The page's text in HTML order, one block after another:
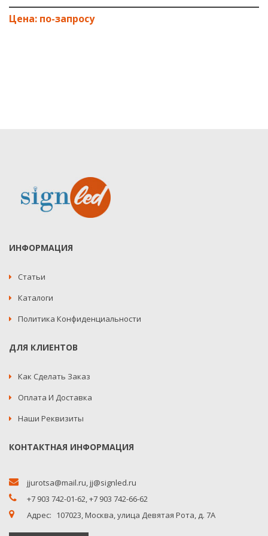
ИНФОРМАЦИЯ
Статьи
Каталоги
Политика Конфиденциальности
ДЛЯ КЛИЕНТОВ
Как Сделать Заказ
Оплата И Доставка
Наши Реквизиты
КОНТАКТНАЯ ИНФОРМАЦИЯ
jjurotsa@mail.ru,jj@signled.ru
+7 903 742-01-62,+7 903 742-66-62
Адрес: 107023, Москва, улица Девятая Рота, д. 7А